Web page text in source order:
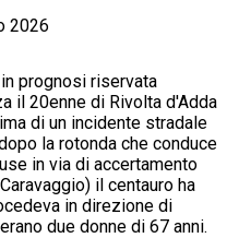
2026
prognosi riservata
il 20enne di Rivolta d'Adda
di un incidente stradale
la rotonda che conduce
in via di accertamento
il centauro ha
in direzione di
due donne di 67 anni.